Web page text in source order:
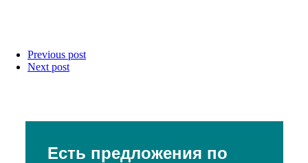
Previous post
Next post
Есть предложения по